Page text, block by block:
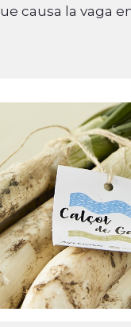
causa la vaga